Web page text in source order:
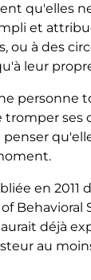
qu'elles
et
ou à des
leur
personne
tromper ses
en 2011
Behavioral
aurait déjà
au